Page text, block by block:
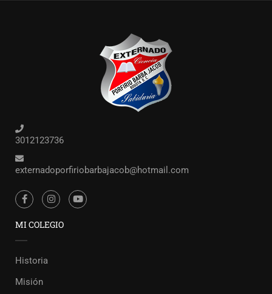
3012123736
externadoporfiriobarbajacob@hotmail.com
MI COLEGIO
Historia
Misión